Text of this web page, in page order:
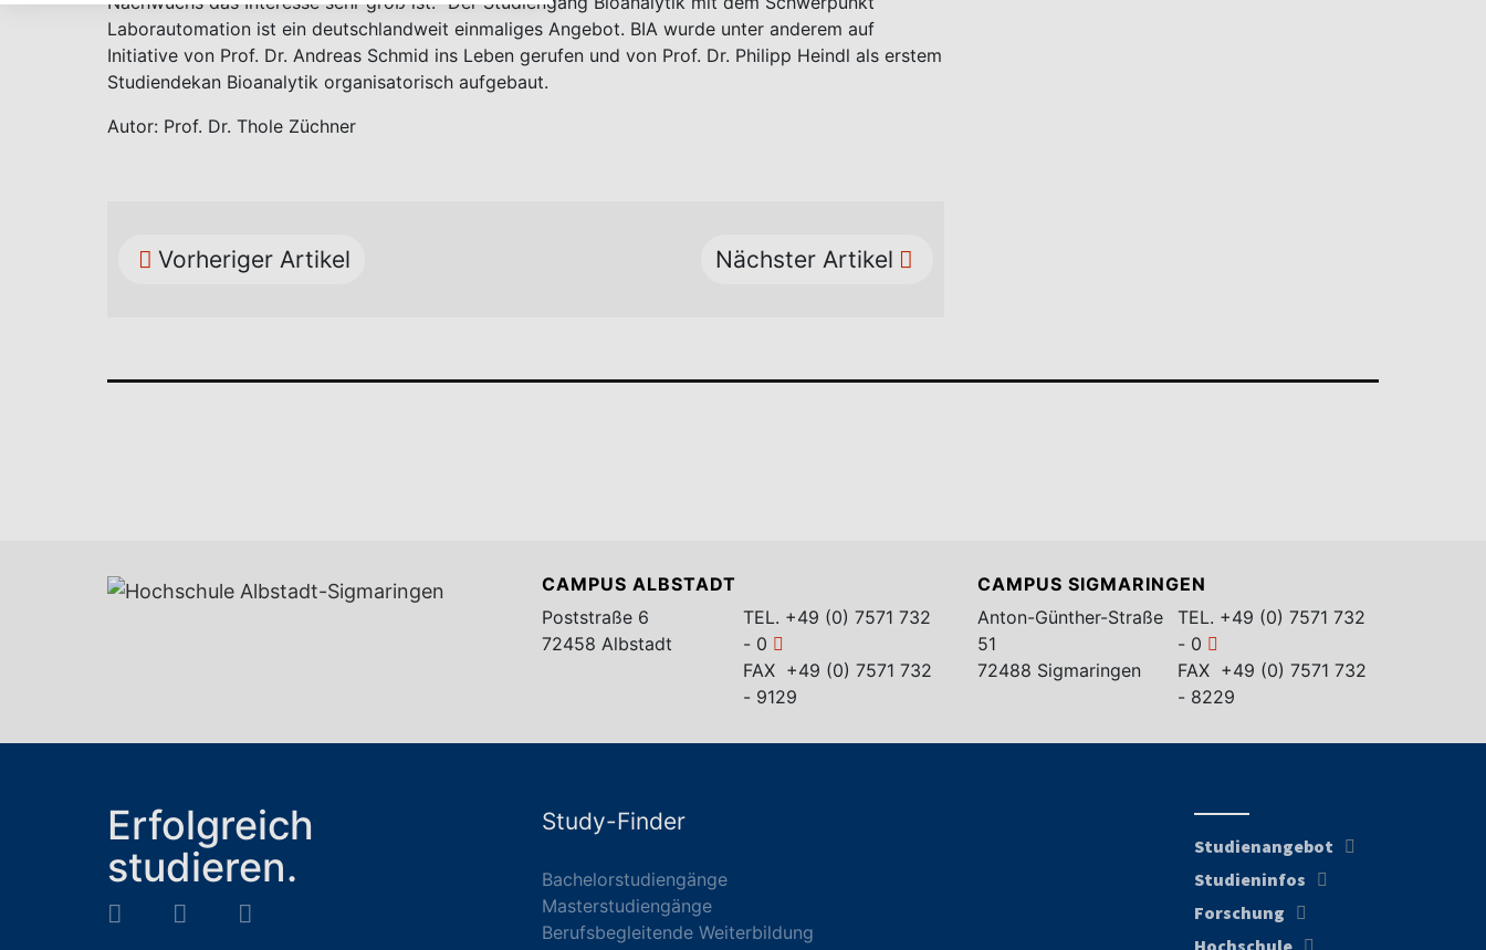
Laborautomation ist ein deutschlandweit einmaliges Angebot. BIA wurde unter anderem auf
Initiative von Prof. Dr. Andreas Schmid ins Leben gerufen und von Prof. Dr. Philipp Heindl als erstem
Studiendekan Bioanalytik organisatorisch aufgebaut.
Autor: Prof. Dr. Thole Züchner
Vorheriger Artikel Nächster Artikel
CAMPUS ALBSTADT
Poststraße 6
72458 Albstadt
TEL. +49 (0) 7571 732
- 0
FAX +49 (0) 7571 732
- 9129
CAMPUS SIGMARINGEN
Anton-Günther-Straße
51
72488 Sigmaringen
TEL. +49 (0) 7571 732
- 0
FAX +49 (0) 7571 732
- 8229
Erfolgreich
studieren.
Study-Finder
Bachelorstudiengänge
Masterstudiengänge
Berufsbegleitende Weiterbildung
Studienangebot
Studieninfos
Forschung
Hochschule